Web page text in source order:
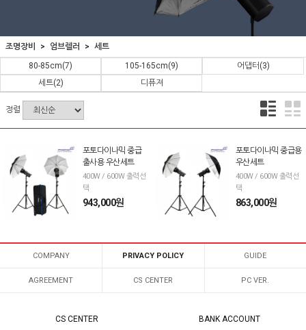
조명장비 엄브렐러
세트
80-85cm(7) 105-165cm(9) 어댑터 (3)
세트(2) 디퓨져
정렬
포토다이나믹 중급
출사용 우산세트
400W / 600W 출력선
택
943,000원
포토다이나믹 중급용
우산세트
400W / 600W 출력선
택
863,000원
COMPANY PRIVACY POLICY GUIDE
AGREEMENT CS CENTER PC VER.
CS CENTER BANK ACCOUNT